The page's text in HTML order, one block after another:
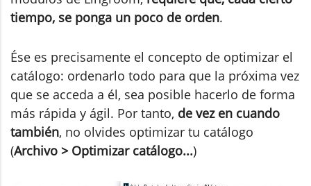
tiempo, se ponga un poco de orden.
Ése es precisamente el concepto de optimizar el
catálogo: ordenarlo todo para que la próxima vez
que se acceda a él, sea posible hacerlo de forma
más rápida y ágil. Por tanto, de vez en cuando
también, no olvides optimizar tu catálogo
(Archivo > Optimizar catálogo...)